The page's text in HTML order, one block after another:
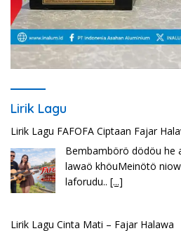
Lirik Lagu
Lirik Lagu FAFOFA Ciptaan Fajar
Bembambörö dödöu he
lawaö khöuMeinötö
laforudu.. [...]
Lirik Lagu Cinta Mati – Fajar Halawa